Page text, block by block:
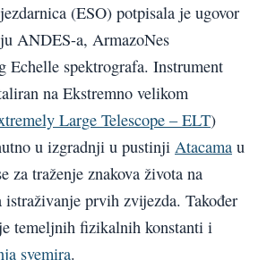
(ESO) potpisala je ugovor
ANDES-a, ArmazoNes
Echelle spektrografa. Instrument
na Ekstremno velikom
Large Telescope – ELT)
u izgradnji u pustinji Atacama u
za traženje znakova života na
istraživanje prvih zvijezda. Također
temeljnih fizikalnih konstanti i
svemira.